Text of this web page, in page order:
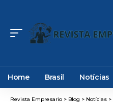
Home Brasil Notícias
Revista Empresario > Blog > Notícias >